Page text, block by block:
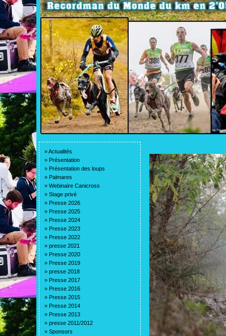
»Actualités
» Présentation
» Présentation des loups
» Palmares
» Webinaire Canicross
» Stage privé
» Presse 2026
» Presse 2025
» Presse 2024
» Presse 2023
» Presse 2022
» presse 2021
» Presse 2020
» Presse 2019
» presse 2018
» Presse 2017
» Presse 2016
» Presse 2015
» Presse 2014
» Presse 2013
» presse 2011/2012
» Sponsors